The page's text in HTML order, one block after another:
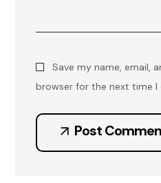
Save my name, email,
browser for the next time I
Post